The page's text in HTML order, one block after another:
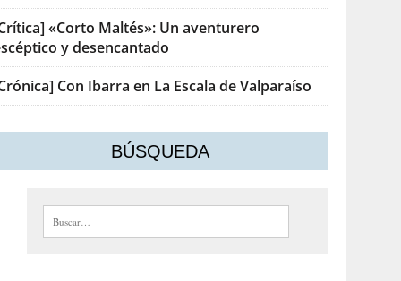
«Corto Maltés»: Un aventurero
y desencantado
Con Ibarra en La Escala de Valparaíso
BÚSQUEDA
Buscar: